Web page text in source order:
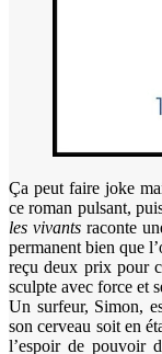
Ça peut faire joke
ce roman pulsant,
les vivants raconte
permanent bien que
reçu deux prix pour
sculpte avec force et
Un surfeur, Simon,
son cerveau soit en
l’espoir de pouvoir